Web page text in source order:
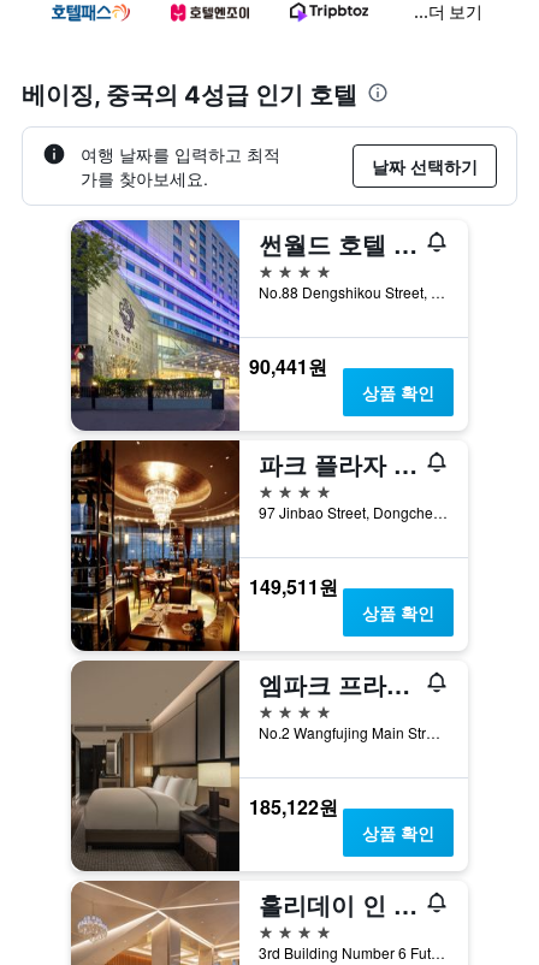
...더 보기
베이징, 중국​의 4성급​ 인기 호텔
여행 날짜를 입력하고 최적
가를 찾아보세요.
날짜 선택하기
썬월드 호텔 왕푸징
4성급
No.88 Dengshikou Street, 베이징, 중국
90,441원
상품 확인
파크 플라자 베이징 왕푸징
4성급
97 Jinbao Street, Dongcheng District, 베이징, 중국
149,511원
상품 확인
엠파크 프라임 호텔 베이징
4성급
No.2 Wangfujing Main Street, 베이징, 중국
185,122원
상품 확인
홀리데이 인 베이징 포커스 스퀘어
4성급
3rd Building Number 6 Futong D, 베이징, 중국